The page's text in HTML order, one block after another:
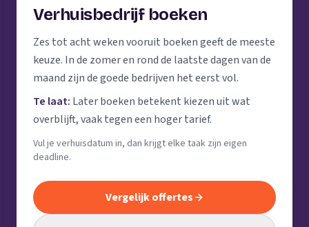
Verhuisbedrijf boeken
Zes tot acht weken vooruit boeken geeft de meeste
keuze. In de zomer en rond de laatste dagen van de
maand zijn de goede bedrijven het eerst vol.
Te laat: Later boeken betekent kiezen uit wat
overblijft, vaak tegen een hoger tarief.
Vul je verhuisdatum in, dan krijgt elke taak zijn eigen
deadline.
Vergelijk offertes